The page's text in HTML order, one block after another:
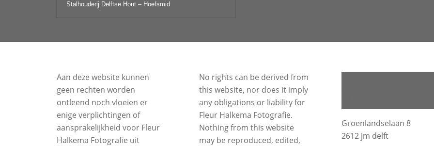
Stalhouderij Delftse Hout – Hoefsmid
Aan deze website kunnen
geen rechten worden
ontleend noch vloeien er
enige verplichtingen of
aansprakelijkheid voor Fleur
Halkema Fotografie uit
No rights can be derived from
this website, nor does it imply
any obligations or liability for
Fleur Halkema Fotografie.
Nothing from this website
may be reproduced, edited,
Groenlandselaan 8
2612 jm delft